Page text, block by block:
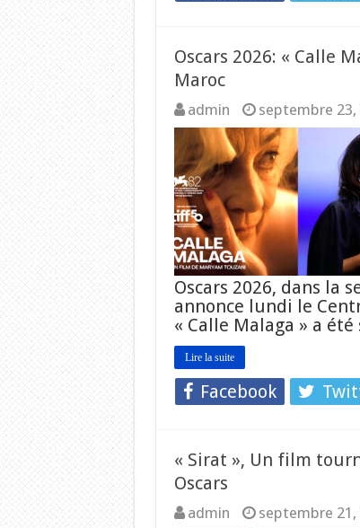
Oscars 2026: « Calle
Maroc
admin septembre 23,
Oscars 2026, dans la
annonce lundi le
« Calle Malaga » a
Lire la suite
Facebook
« Sirat », Un film
Oscars
admin septembre 21,